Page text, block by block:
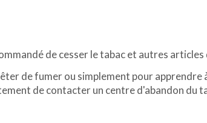
de cesser le tabac et autres
de fumer ou simplement pour
de contacter un centre d'abandon du